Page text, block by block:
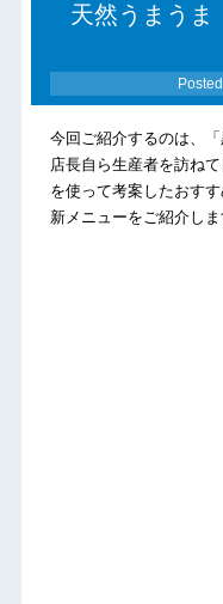
天然うまうま
今回ご紹介するのは、
店長自ら生産者を訪ね
を使って考案したおす
新メニューをご紹介しま